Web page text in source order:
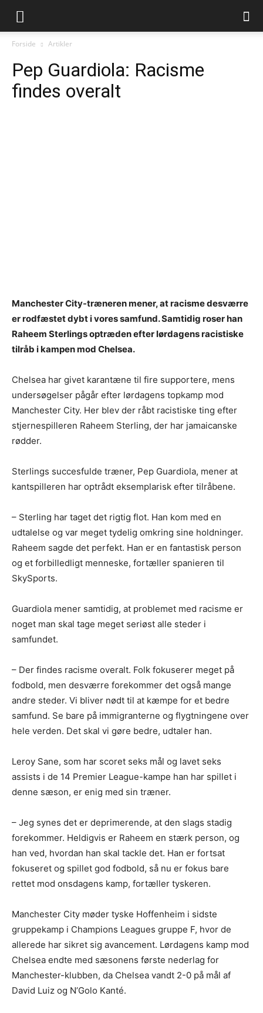
Forside Artikler
Pep Guardiola: Racisme
findes overalt
Manchester City-træneren mener, at racisme desværre
er rodfæstet dybt i vores samfund. Samtidig roser han
Raheem Sterlings optræden efter lørdagens racistiske
tilråb i kampen mod Chelsea.
Chelsea har givet karantæne til fire supportere, mens
undersøgelser pågår efter lørdagens topkamp mod
Manchester City. Her blev der råbt racistiske ting efter
stjernespilleren Raheem Sterling, der har jamaicanske
rødder.
Sterlings succesfulde træner, Pep Guardiola, mener at
kantspilleren har optrådt eksemplarisk efter tilråbene.
– Sterling har taget det rigtig flot. Han kom med en
udtalelse og var meget tydelig omkring sine holdninger.
Raheem sagde det perfekt. Han er en fantastisk person
og et forbilledligt menneske, fortæller spanieren til
SkySports.
Guardiola mener samtidig, at problemet med racisme er
noget man skal tage meget seriøst alle steder i
samfundet.
– Der findes racisme overalt. Folk fokuserer meget på
fodbold, men desværre forekommer det også mange
andre steder. Vi bliver nødt til at kæmpe for et bedre
samfund. Se bare på immigranterne og flygtningene over
hele verden. Det skal vi gøre bedre, udtaler han.
Leroy Sane, som har scoret seks mål og lavet seks
assists i de 14 Premier League-kampe han har spillet i
denne sæson, er enig med sin træner.
– Jeg synes det er deprimerende, at den slags stadig
forekommer. Heldigvis er Raheem en stærk person, og
han ved, hvordan han skal tackle det. Han er fortsat
fokuseret og spillet god fodbold, så nu er fokus bare
rettet mod onsdagens kamp, fortæller tyskeren.
Manchester City møder tyske Hoffenheim i sidste
gruppekamp i Champions Leagues gruppe F, hvor de
allerede har sikret sig avancement. Lørdagens kamp mod
Chelsea endte med sæsonens første nederlag for
Manchester-klubben, da Chelsea vandt 2-0 på mål af
David Luiz og N’Golo Kanté.